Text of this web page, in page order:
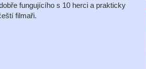
fungujícího s 10 herci a prakticky
filmaři.